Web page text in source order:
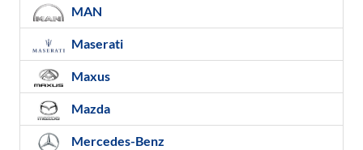
MAN
Maserati
Maxus
Mazda
Mercedes-Benz